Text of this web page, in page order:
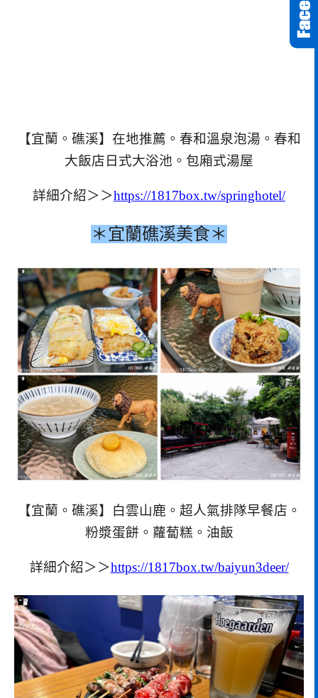
【宜蘭。礁溪】在地推薦。春和溫泉泡湯。春和
大飯店日式大浴池。包廂式湯屋
詳細介紹＞＞https://1817box.tw/springhotel/
＊宜蘭礁溪美食＊
【宜蘭。礁溪】白雲山鹿。超人氣排隊早餐店。
粉漿蛋餅。蘿蔔糕。油飯
詳細介紹＞＞https://1817box.tw/baiyun3deer/